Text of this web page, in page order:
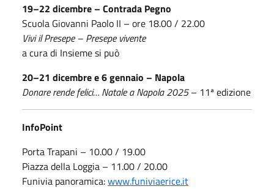
19–22 dicembre – Contrada Pegno
Scuola Giovanni Paolo II – ore 18.00 / 22.00
Vivi il Presepe – Presepe vivente
a cura di Insieme si può
20–21 dicembre e 6 gennaio – Napola
Donare rende felici… Natale a Napola 2025– 11ª edizione
InfoPoint
Porta Trapani – 10.00 / 19.00
Piazza della Loggia – 11.00 / 20.00
Funivia panoramica:www.funiviaerice.it